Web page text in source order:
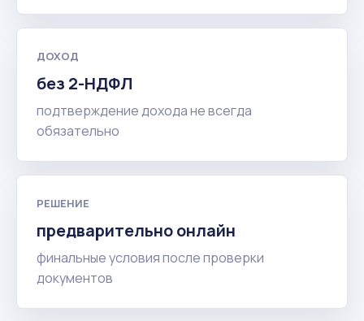
ДОХОД
без 2-НДФЛ
подтверждение дохода не всегда
обязательно
РЕШЕНИЕ
предварительно онлайн
финальные условия после проверки
документов